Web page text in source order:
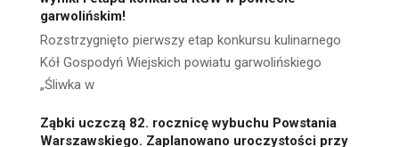
garwolińskim!
Rozstrzygnięto pierwszy etap konkursu kulinarnego
Kół Gospodyń Wiejskich powiatu garwolińskiego
„Śliwka w
Ząbki uczczą 82. rocznicę wybuchu Powstania
Warszawskiego. Zaplanowano uroczystości przy